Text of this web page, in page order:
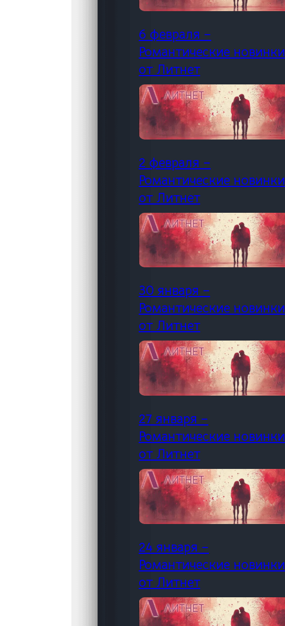
6 февраля –
Романтические новинки
от Литнет
2 февраля –
Романтические новинки
от Литнет
30 января –
Романтические новинки
от Литнет
27 января –
Романтические новинки
от Литнет
24 января –
Романтические новинки
от Литнет